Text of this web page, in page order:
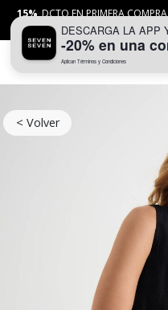
15% DCTO EN PRIMERA
< Volver
DESCARGA LA APP
-20% en una
Aplican Términos y Condiciones